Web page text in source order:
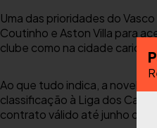
Uma das prioridades do
Coutinho e Aston Villa para
clube como na cidade carioca.
Ao que tudo indica, a novela
classificação à Liga dos
contrato válido até junho de